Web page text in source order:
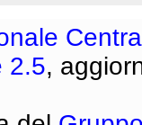
2.5,